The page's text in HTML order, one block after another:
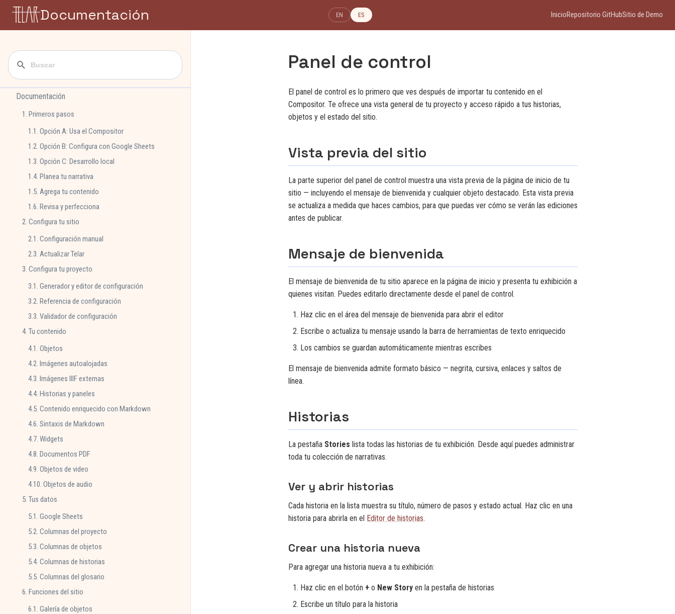
Documentación EN ES InicioRepositorio GitHubSitio de Demo
Documentación
1. Primeros pasos
1.1. Opción A: Usa el Compositor
1.2. Opción B: Configura con Google Sheets
1.3. Opción C: Desarrollo local
1.4. Planea tu narrativa
1.5. Agrega tu contenido
1.6. Revisa y perfecciona
2. Configura tu sitio
2.1. Configuración manual
2.3. Actualizar Telar
3. Configura tu proyecto
3.1. Generador y editor de configuración
3.2. Referencia de configuración
3.3. Validador de configuración
4. Tu contenido
4.1. Objetos
4.2. Imágenes autoalojadas
4.3. Imágenes IIIF externas
4.4. Historias y paneles
4.5. Contenido enriquecido con Markdown
4.6. Sintaxis de Markdown
4.7. Widgets
4.8. Documentos PDF
4.9. Objetos de video
4.10. Objetos de audio
5. Tus datos
5.1. Google Sheets
5.2. Columnas del proyecto
5.3. Columnas de objetos
5.4. Columnas de historias
5.5. Columnas del glosario
6. Funciones del sitio
6.1. Galería de objetos
Panel de control
El panel de control es lo primero que ves después de importar tu contenido en el
Compositor. Te ofrece una vista general de tu proyecto y acceso rápido a tus historias,
objetos y el estado del sitio.
Vista previa del sitio
La parte superior del panel de control muestra una vista previa de la página de inicio de tu
sitio — incluyendo el mensaje de bienvenida y cualquier objeto destacado. Esta vista previa
se actualiza a medida que haces cambios, para que puedas ver cómo se verán las ediciones
antes de publicar.
Mensaje de bienvenida
El mensaje de bienvenida de tu sitio aparece en la página de inicio y presenta tu exhibición a
quienes visitan. Puedes editarlo directamente desde el panel de control.
Haz clic en el área del mensaje de bienvenida para abrir el editor
Escribe o actualiza tu mensaje usando la barra de herramientas de texto enriquecido
Los cambios se guardan automáticamente mientras escribes
El mensaje de bienvenida admite formato básico — negrita, cursiva, enlaces y saltos de
línea.
Historias
La pestaña Stories lista todas las historias de tu exhibición. Desde aquí puedes administrar
toda tu colección de narrativas.
Ver y abrir historias
Cada historia en la lista muestra su título, número de pasos y estado actual. Haz clic en una
historia para abrirla en el Editor de historias.
Crear una historia nueva
Para agregar una historia nueva a tu exhibición:
Haz clic en el botón + o New Story en la pestaña de historias
Escribe un título para la historia